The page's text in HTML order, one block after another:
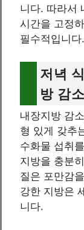
니다. 따라서
시간을 고정
필수적입니다.
저녁
방 감소
내장지방 감
형 있게 갖추
수화물 섭취
지방을 충분
질은 포만감
강한 지방은
니다.